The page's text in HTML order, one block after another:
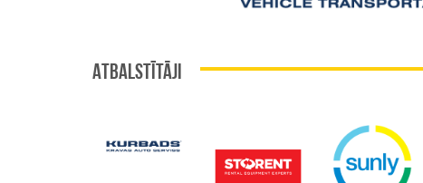
ATBALSTĪTĀJI